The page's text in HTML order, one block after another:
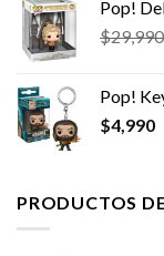
Pop!
$29,990
Pop!
$4,990
PRODUCTOS